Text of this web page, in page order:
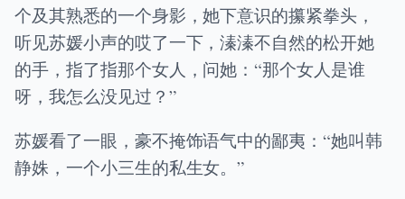
个及其熟悉的一个身影，她下意识的攥紧拳头，
听见苏媛小声的哎了一下，溱溱不自然的松开她
的手，指了指那个女人，问她：“那个女人是谁
呀，我怎么没见过？”
苏媛看了一眼，豪不掩饰语气中的鄙夷：“她叫韩
静姝，一个小三生的私生女。”